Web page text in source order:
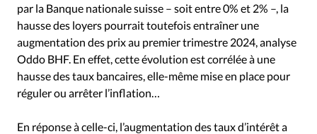
par la Banque nationale suisse – soit entre 0% et 2% –, la
hausse des loyers pourrait toutefois entraîner une
augmentation des prix au premier trimestre 2024, analyse
Oddo BHF. En effet, cette évolution est corrélée à une
hausse des taux bancaires, elle-même mise en place pour
réguler ou arrêter l’inflation…
En réponse à celle-ci, l’augmentation des taux d’intérêt a